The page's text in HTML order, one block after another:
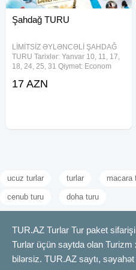
Şahdağ TURU
LİMİTSİZ ƏYLƏNCƏLİ ŞAHDAĞ
TURU Tarixlər: Yanvar 10, 11, 17,
18, 24, 25, 31 Qiymət: Econom
AZN Full paket: 35 AZN Uşaq
17 AZN
ucuz turlar turlar macara
cenub turu doha turu
TUR.AZ Turlar Tur paket
Turlar üçün saytda olan
bilərsiz. TUR.AZ saytı,